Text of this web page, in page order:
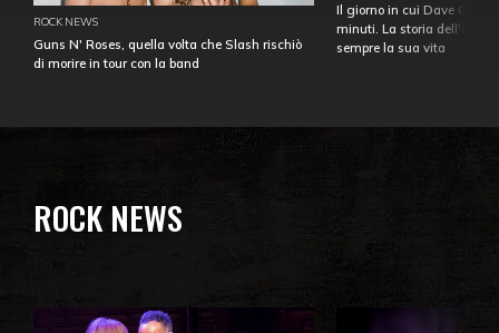
ROCK NEWS
Guns N' Roses, quella volta che Slash rischiò
di morire in tour con la band
Il giorno in cui Dave
minuti. La storia
sempre la sua vita
ROCK NEWS